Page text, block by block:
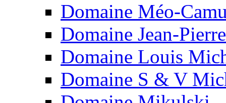
Domaine Méo-
Domaine Jean-
Domaine Louis
Domaine S & V